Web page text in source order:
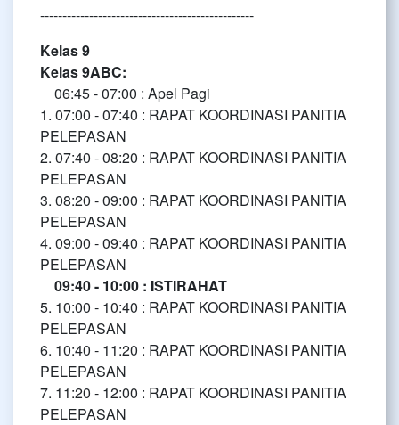
------------------------------------------------
Kelas 9
Kelas 9ABC:
06:45 - 07:00 : Apel Pagi
1. 07:00 - 07:40 : RAPAT KOORDINASI PANITIA
PELEPASAN
2. 07:40 - 08:20 : RAPAT KOORDINASI PANITIA
PELEPASAN
3. 08:20 - 09:00 : RAPAT KOORDINASI PANITIA
PELEPASAN
4. 09:00 - 09:40 : RAPAT KOORDINASI PANITIA
PELEPASAN
09:40 - 10:00 : ISTIRAHAT
5. 10:00 - 10:40 : RAPAT KOORDINASI PANITIA
PELEPASAN
6. 10:40 - 11:20 : RAPAT KOORDINASI PANITIA
PELEPASAN
7. 11:20 - 12:00 : RAPAT KOORDINASI PANITIA
PELEPASAN